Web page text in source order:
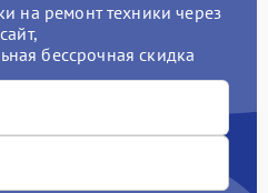
на ремонт техники через
сайт,
бессрочная скидка